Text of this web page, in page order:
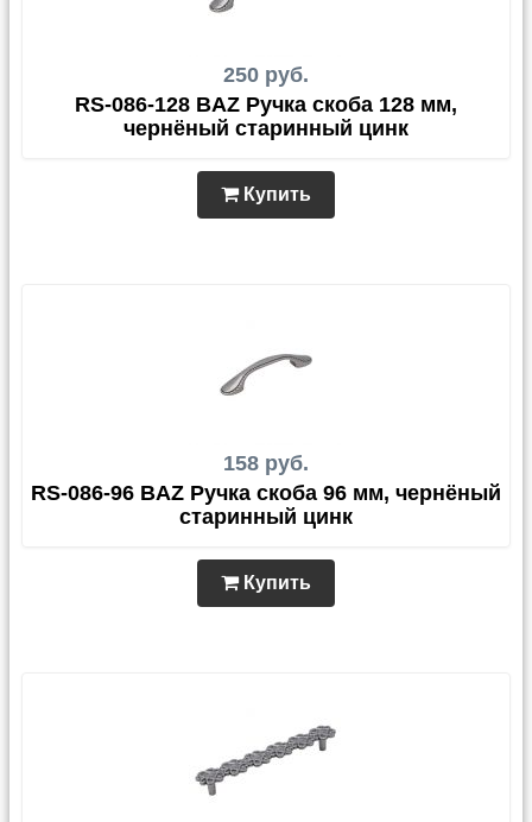
250 руб.
RS-086-128 BAZ Ручка скоба 128 мм,
чернёный старинный цинк
Купить
158 руб.
RS-086-96 BAZ Ручка скоба 96 мм, чернёный
старинный цинк
Купить